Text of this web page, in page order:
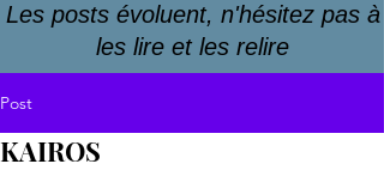
Les posts évoluent, n'hésitez pas à
les lire et les relire
Post
KAIROS